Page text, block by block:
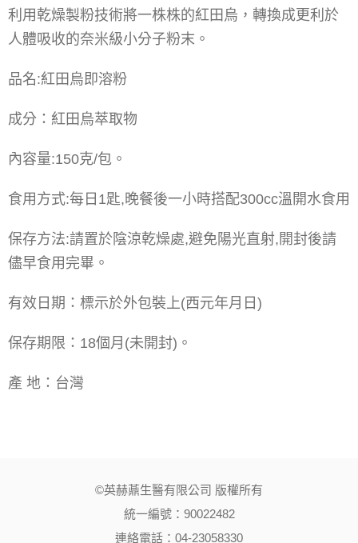
利用乾燥製粉技術將一株株的紅田烏，轉換成更利於
人體吸收的奈米級小分子粉末。
品名:紅田烏即溶粉
成分：紅田烏萃取物
內容量:150克/包。
食用方式:每日1匙,晚餐後一小時搭配300cc溫開水食用
保存方法:請置於陰涼乾燥處,避免陽光直射,開封後請
儘早食用完畢。
有效日期：標示於外包裝上(西元年月日)
保存期限：18個月(未開封)。
產 地：台灣
©英赫薡生醫有限公司 版權所有
統一編號：90022482
連絡電話：04-23058330